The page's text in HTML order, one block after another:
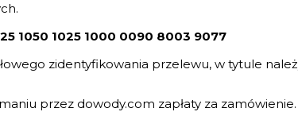
25 1050 1025 1000 0090 8003 9077
zidentyfikowania przelewu, w tytule
przez dowody.com zapłaty za zamówienie.